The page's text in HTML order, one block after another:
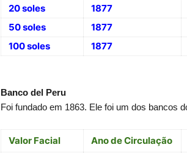
20 soles
1877
50 soles
1877
100 soles
1877
Banco del Peru
Foi fundado em 1863. Ele foi um dos bancos
Valor Facial Ano de Circulação